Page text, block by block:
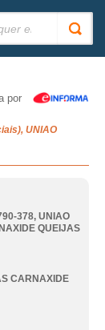
por
UNIAO
378, UNIAO
QUEIJAS
CARNAXIDE